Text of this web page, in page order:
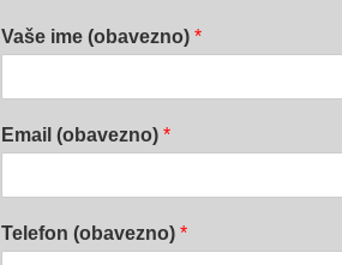
Vaše ime (obavezno) *
Email (obavezno) *
Telefon (obavezno) *